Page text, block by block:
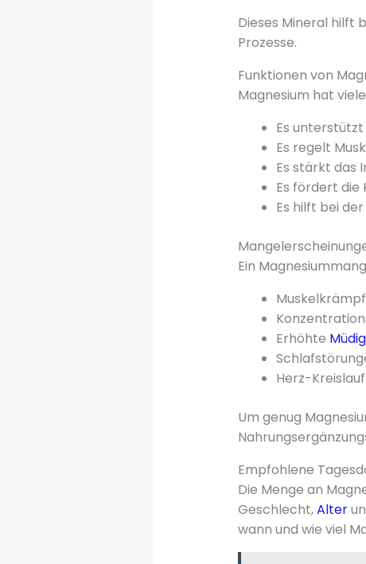
Dieses Mineral hilft
Prozesse.
Funktionen von
Magnesium hat
Es
Es regelt
Es stärkt das
Es fördert die
Es hilft bei
Ein
Erhöhte
Herz-
Um genug
Empfohlene
Die Menge an
Geschlecht,Alter
wann und wie viel